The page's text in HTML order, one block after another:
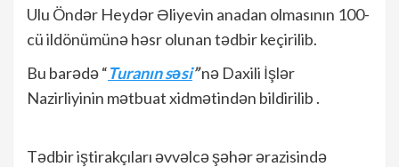
Ulu Öndər Heydər Əliyevin anadan olmasının 100-
cü ildönümünə həsr olunan tədbir keçirilib.
Bu barədə “Turanın səsi”nə Daxili İşlər
Nazirliyinin mətbuat xidmətindən bildirilib .
Tədbir iştirakçıları əvvəlcə şəhər ərazisində